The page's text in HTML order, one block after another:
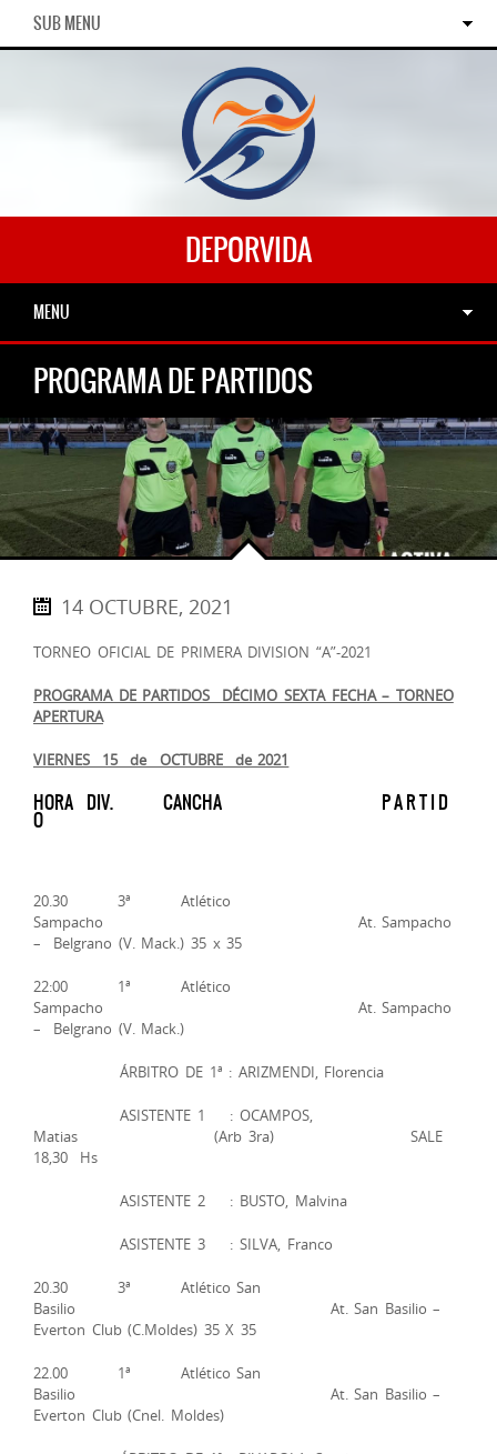
SUB MENU
DEPORVIDA
MENU
PROGRAMA DE PARTIDOS
14 OCTUBRE, 2021
TORNEO OFICIAL DE PRIMERA DIVISION “A”-2021
PROGRAMA DE PARTIDOS ­­ DÉCIMO SEXTA FECHA – TORNEO
APERTURA
VIERNES 15 de OCTUBRE de 2021
HORA DIV. CANCHA P A R T I D
O
20.30 3ª Atlético
Sampacho At. Sampacho
– Belgrano (V. Mack.) 35 x 35
22:00 1ª Atlético
Sampacho At. Sampacho
– Belgrano (V. Mack.)
ÁRBITRO DE 1ª : ARIZMENDI, Florencia
ASISTENTE 1 : OCAMPOS,
Matias (Arb 3ra) SALE
18,30 Hs
ASISTENTE 2 : BUSTO, Malvina
ASISTENTE 3 : SILVA, Franco
20.30 3ª Atlético San
Basilio At. San Basilio –
Everton Club (C.Moldes) 35 X 35
22.00 1ª Atlético San
Basilio At. San Basilio –
Everton Club (Cnel. Moldes)